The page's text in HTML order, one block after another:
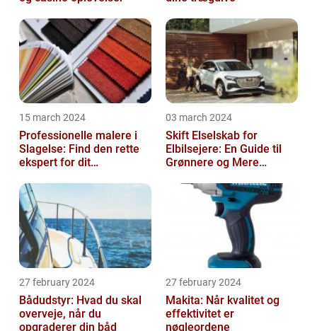
15 march 2024
Professionelle malere i
Slagelse: Find den rette
ekspert for dit
03 march 2024
Skift Elselskab for
Elbilsejere: En Guide til
Grønnere og Mere
27 february 2024
Bådudstyr: Hvad du skal
overveje, når du
opgraderer din båd
27 february 2024
Makita: Når kvalitet og
effektivitet er
nøgleordene